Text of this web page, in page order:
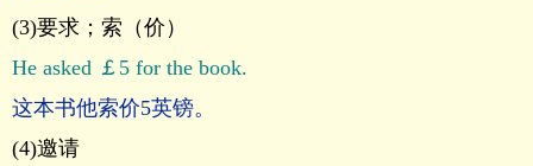
(3)要求；索（价）
He asked ￡5 for the book.
这本书他索价5英镑。
(4)邀请